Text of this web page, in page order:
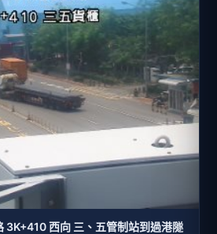
3K+410 西向 三、五管制站到過港隧